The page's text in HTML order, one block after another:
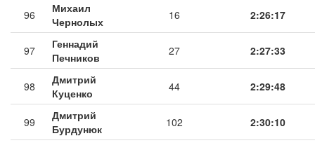
96
Михаил
Чернолых
16 2:26:17
97
Геннадий
Печников
27 2:27:33
98
Дмитрий
Куценко
44 2:29:48
99
Дмитрий
Бурдунюк
102 2:30:10